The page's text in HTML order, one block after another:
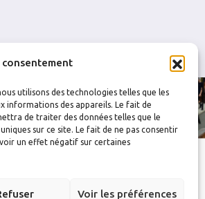
consentement
utilisons des technologies telles que les
informations des appareils. Le fait de
de traiter des données telles que le
sur ce site. Le fait de ne pas consentir
un effet négatif sur certaines
Voir les préférences